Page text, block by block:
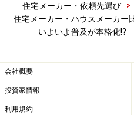
住宅メーカー・依頼先選び
>
住宅メーカー・ハウスメーカー
いよいよ普及が本格化!?
会社概要
投資家情報
利用規約